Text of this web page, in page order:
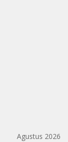
Agustus 2026